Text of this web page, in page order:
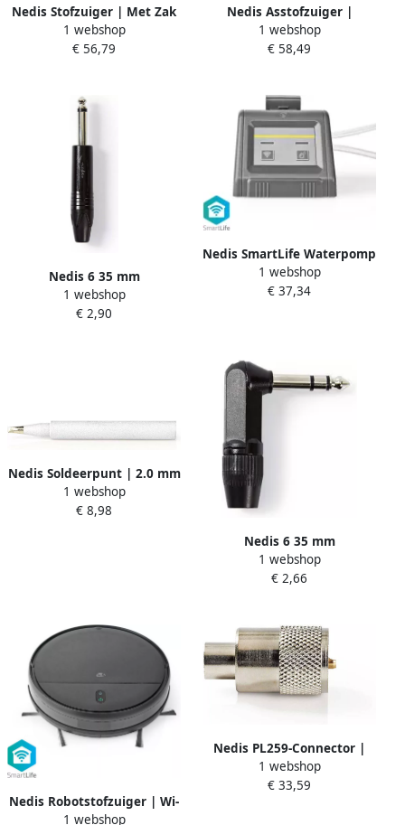
Nedis Stofzuiger | Met Zak
| 700 W | 1.5 l Rood | 1
stuks VCBG100RD
1 webshop
€ 56,79
Nedis Asstofzuiger |
Zakloos | Stof capaciteit: 18
l | 800 W | Hepa | 1 stuks
1 webshop
€ 58,49
Nedis 6 35 mm
Audioconnector | Male |
Soldeer | 6.0 mm | 1 stuks
1 webshop
€ 2,90
Nedis SmartLife Waterpomp
| Wi-Fi USB Gevoed | IPX3 |
0.3 bar | 1 stuks
1 webshop
€ 37,34
Nedis Soldeerpunt | 2.0 mm
| Zilver | 5 stuks SOTI4
1 webshop
€ 8,98
Nedis 6 35 mm
Audioconnector | Gehoekt |
Male | Soldeer | 8.0 mm | 1
1 webshop
€ 2,66
Nedis Robotstofzuiger | Wi-
Fi | 0.2 l | Automatisch
1 webshop
Nedis PL259-Connector |
Male | Soldeer | 6.0 mm |
Zilver | 25 Stuks | 1 stuks
1 webshop
€ 33,59